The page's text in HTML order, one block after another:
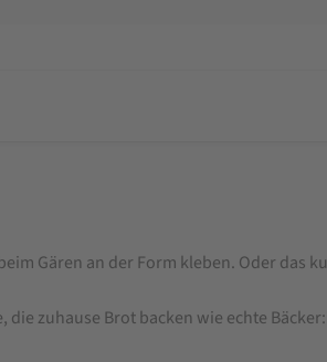
Gären an der Form kleben. Oder das
zuhause Brot backen wie echte